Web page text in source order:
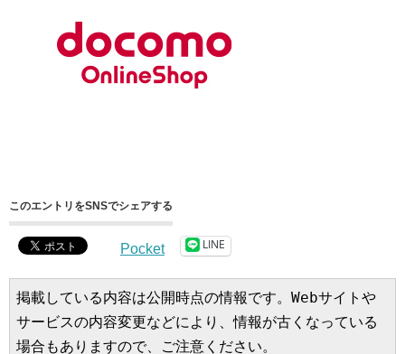
このエントリをSNSでシェアする
Pocket LINE
掲載している内容は公開時点の情報です。Webサイトや
サービスの内容変更などにより、情報が古くなっている
場合もありますので、ご注意ください。